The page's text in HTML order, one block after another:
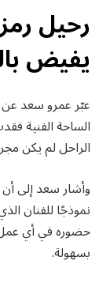
رحيل
يفيض
عبّر عمرو سعد عن
الساحة الفنية
الراحل لم يكن
وأشار سعد إلى أن
نموذجًا للفنان
حضوره في أي
بسهولة.